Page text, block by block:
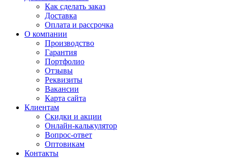
Как сделать заказ
Доставка
Оплата и рассрочка
О компании
Производство
Гарантия
Портфолио
Отзывы
Реквизиты
Вакансии
Карта сайта
Клиентам
Скидки и акции
Онлайн-калькулятор
Вопрос-ответ
Оптовикам
Контакты